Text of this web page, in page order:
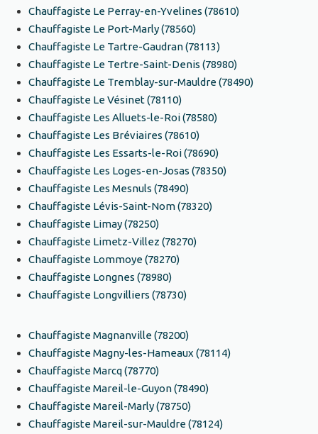
Chauffagiste Le Perray-en-Yvelines (78610)
Chauffagiste Le Port-Marly (78560)
Chauffagiste Le Tartre-Gaudran (78113)
Chauffagiste Le Tertre-Saint-Denis (78980)
Chauffagiste Le Tremblay-sur-Mauldre (78490)
Chauffagiste Le Vésinet (78110)
Chauffagiste Les Alluets-le-Roi (78580)
Chauffagiste Les Bréviaires (78610)
Chauffagiste Les Essarts-le-Roi (78690)
Chauffagiste Les Loges-en-Josas (78350)
Chauffagiste Les Mesnuls (78490)
Chauffagiste Lévis-Saint-Nom (78320)
Chauffagiste Limay (78250)
Chauffagiste Limetz-Villez (78270)
Chauffagiste Lommoye (78270)
Chauffagiste Longnes (78980)
Chauffagiste Longvilliers (78730)
Chauffagiste Magnanville (78200)
Chauffagiste Magny-les-Hameaux (78114)
Chauffagiste Marcq (78770)
Chauffagiste Mareil-le-Guyon (78490)
Chauffagiste Mareil-Marly (78750)
Chauffagiste Mareil-sur-Mauldre (78124)